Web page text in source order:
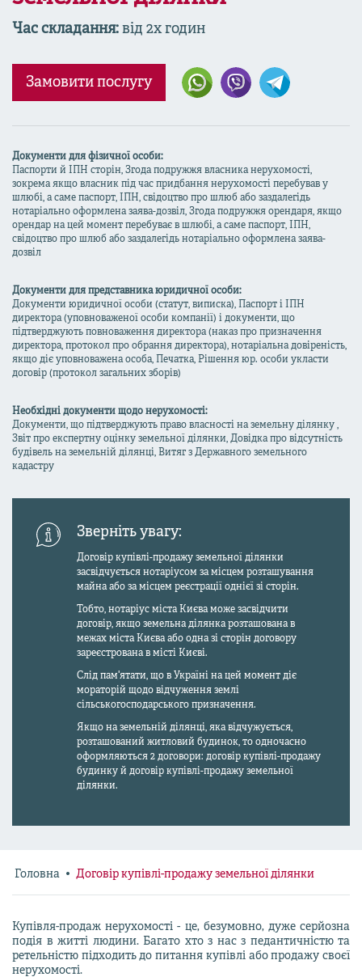
Час складання: від 2х годин
Замовити послугу
Документи для фізичної особи:
Паспорти й ІПН сторін, Згода подружжя власника нерухомості,
зокрема якщо власник під час придбання нерухомості перебував у
шлюбі, а саме паспорт, ІПН, свідоцтво про шлюб або заздалегідь
нотаріально оформлена заява-дозвіл, Згода подружжя орендаря, якщо
орендар на цей момент перебуває в шлюбі, а саме паспорт, ІПН,
свідоцтво про шлюб або заздалегідь нотаріально оформлена заява-
дозвіл
Документи для представника юридичної особи:
Документи юридичної особи (статут, виписка), Паспорт і ІПН
директора (уповноваженої особи компанії) і документи, що
підтверджують повноваження директора (наказ про призначення
директора, протокол про обрання директора), нотаріальна довіреність,
якщо діє уповноважена особа, Печатка, Рішення юр. особи укласти
договір (протокол загальних зборів)
Необхідні документи щодо нерухомості:
Документи, що підтверджують право власності на земельну ділянку ,
Звіт про експертну оцінку земельної ділянки, Довідка про відсутність
будівель на земельній ділянці, Витяг з Державного земельного
кадастру
Зверніть увагу:
Договір купівлі-продажу земельної ділянки
засвідчується нотаріусом за місцем розташування
майна або за місцем реєстрації однієї зі сторін.
Тобто, нотаріус міста Києва може засвідчити
договір, якщо земельна ділянка розташована в
межах міста Києва або одна зі сторін договору
зареєстрована в місті Києві.
Слід пам'ятати, що в Україні на цей момент діє
мораторій щодо відчуження землі
сільськогосподарського призначення.
Якщо на земельній ділянці, яка відчужується,
розташований житловий будинок, то одночасно
оформляються 2 договори: договір купівлі-продажу
будинку й договір купівлі-продажу земельної
ділянки.
Головна Договір купівлі-продажу земельної ділянки
Купівля-продаж нерухомості - це, безумовно, дуже серйозна
подія в житті людини. Багато хто з нас з педантичністю та
ретельністю підходить до питання купівлі або продажу своєї
нерухомості.